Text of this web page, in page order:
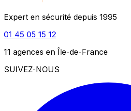
Expert en sécurité depuis 1995
01 45 05 15 12
11 agences en Île-de-France
SUIVEZ-NOUS